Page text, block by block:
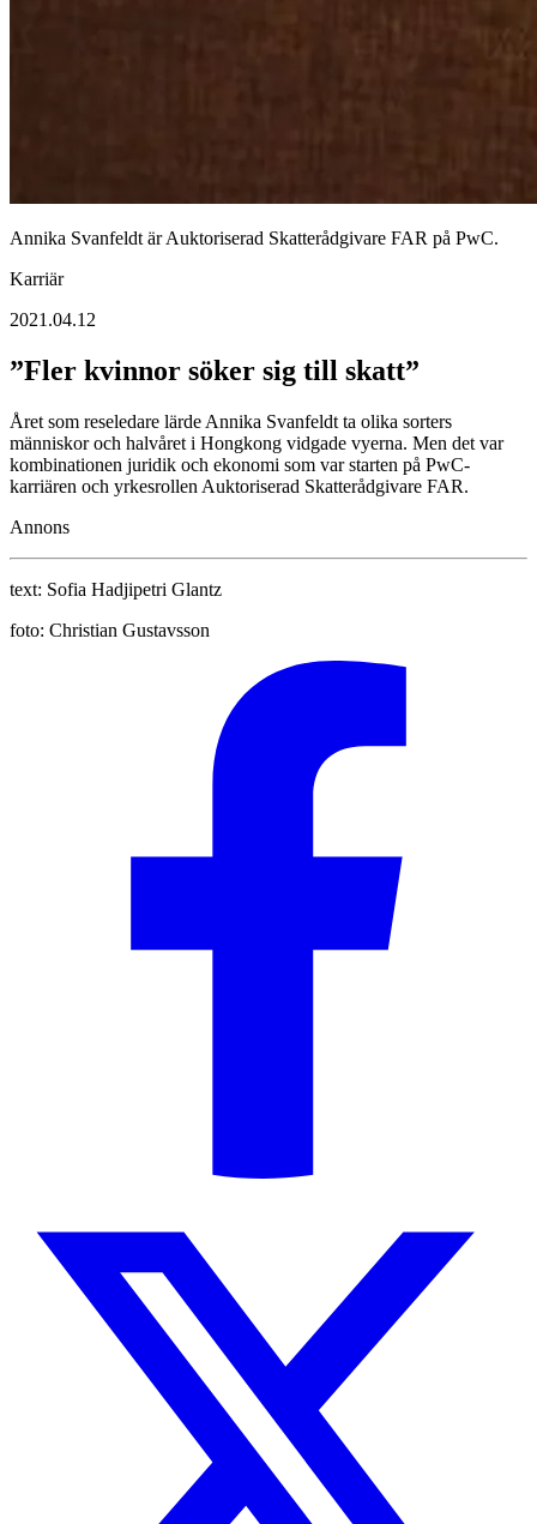
Annika Svanfeldt är Auktoriserad Skatterådgivare FAR på PwC.
Karriär
2021.04.12
”Fler kvinnor söker sig till skatt”
Året som reseledare lärde An­nika Svanfeldt ta olika sorters
människor och halvåret i Hongkong vidgade vyerna. Men det var
kom­binationen juridik och ekonomi som var starten på PwC-
karriären och yrkesrollen Auktoriserad Skatterådgivare FAR.
Annons
text: Sofia Hadjipetri Glantz
foto: Christian Gustavsson